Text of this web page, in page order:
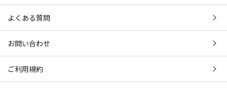
よくある質問
お問い合わせ
ご利用規約